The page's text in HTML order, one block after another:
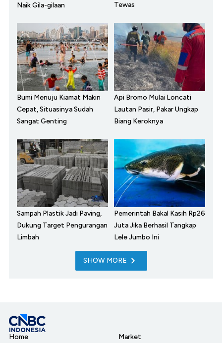
Naik Gila-gilaan
Tewas
Bumi Menuju Kiamat Makin
Cepat, Situasinya Sudah
Sangat Genting
Api Bromo Mulai Loncati
Lautan Pasir, Pakar Ungkap
Biang Keroknya
Sampah Plastik Jadi Paving,
Dukung Target Pengurangan
Limbah
Pemerintah Bakal Kasih Rp26
Juta Jika Berhasil Tangkap
Lele Jumbo Ini
SHOW MORE
Home
Market